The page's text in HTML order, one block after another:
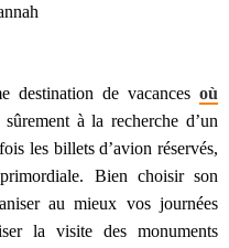
destination de vacancesoù
à la recherche d’un
les billets d’avion réservés,
Bien choisir son
au mieux vos journées
la visite des monuments